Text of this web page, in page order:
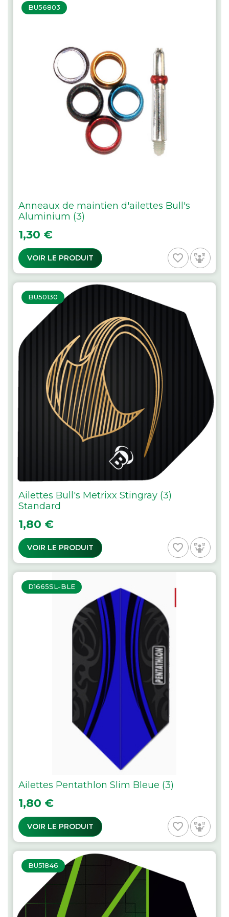
BU56803
Anneaux de maintien d'ailettes Bull's
Aluminium (3)
Prix
1,30 €
VOIR LE PRODUIT favorite_border
BU50130
Ailettes Bull's Metrixx Stingray (3)
Standard
Prix
1,80 €
VOIR LE PRODUIT favorite_border
D1665SL-BLE
Ailettes Pentathlon Slim Bleue (3)
Prix
1,80 €
VOIR LE PRODUIT favorite_border
BU51846